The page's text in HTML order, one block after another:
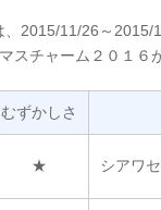
2015/11/26～2015/
スチャーム２０１６
むずかしさ
★ シアワ